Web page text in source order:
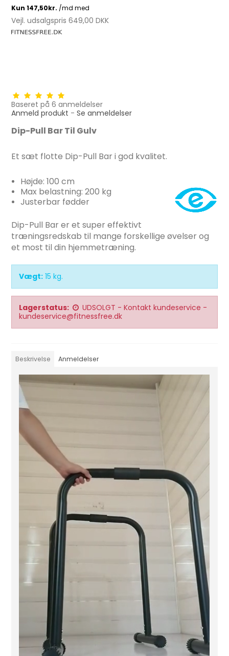
Vejl. udsalgspris 649,00 DKK
Baseret på 6 anmeldelser
Anmeld produkt -Se anmeldelser
Dip-Pull Bar Til Gulv
Et sæt flotte Dip-Pull Bar i god kvalitet.
Højde: 100 cm
Max belastning: 200 kg
Justerbar fødder
Dip-Pull Bar er et super effektivt
træningsredskab til mange forskellige øvelser og
et most til din hjemmetræning.
Vægt: 15 kg.
Lagerstatus:
UDSOLGT - Kontakt kundeservice -
kundeservice@fitnessfree.dk
Beskrivelse Anmeldelser